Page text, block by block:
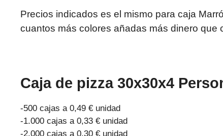
Precios indicados es el mismo para caja
cuantos más colores añadas más dinero que
Caja de pizza 30x30x4
-500 cajas a 0,49 € unidad
-1.000 cajas a 0,33 € unidad
-2.000 cajas a 0,30 € unidad